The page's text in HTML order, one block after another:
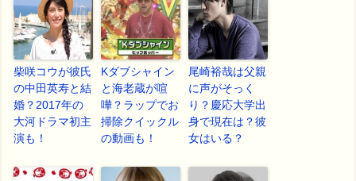
柴咲コウが彼氏
の中田英寿と結
婚？2017年の
大河ドラマ初主
演も！
Kダブシャイン
と海老蔵が喧
嘩？ラップでお
掃除クイックル
の動画も！
尾崎裕哉は父親
に声がそっく
り？慶応大学出
身で現在は？彼
女はいる？